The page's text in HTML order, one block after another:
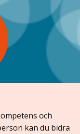
och
kan du bidra